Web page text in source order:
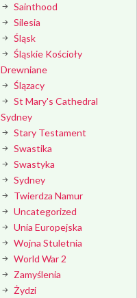
Sainthood
Silesia
Śląsk
Śląskie Kościoły
Drewniane
Ślązacy
St Mary's Cathedral
Sydney
Stary Testament
Swastika
Swastyka
Sydney
Twierdza Namur
Uncategorized
Unia Europejska
Wojna Stuletnia
World War 2
Zamyślenia
Żydzi